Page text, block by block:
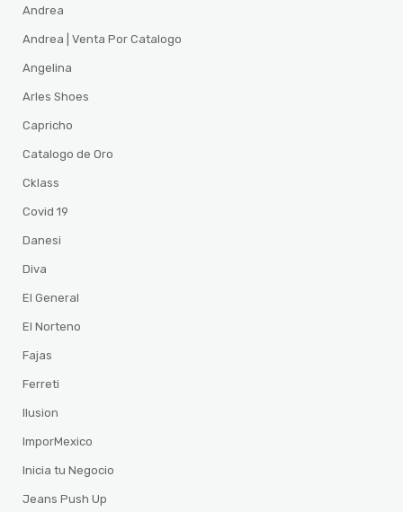
Andrea
Andrea | Venta Por Catalogo
Angelina
Arles Shoes
Capricho
Catalogo de Oro
Cklass
Covid 19
Danesi
Diva
El General
El Norteno
Fajas
Ferreti
Ilusion
ImporMexico
Inicia tu Negocio
Jeans Push Up